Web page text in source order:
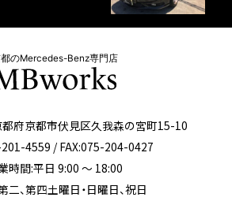
のMercedes-Benz専門店
府京都市伏見区久我森の宮町15-10
4559 / FAX:075-204-0427
時間:平日 9:00 ～ 18:00
二、第四土曜日・日曜日、祝日